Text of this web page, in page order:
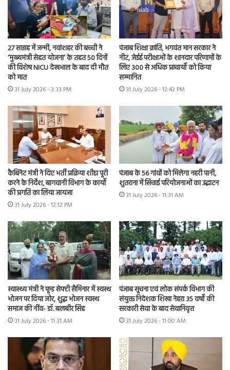
27 सप्ताह में जन्मी, नवांशहर की बच्ची ने
‘मुख्यमंत्री सेहत योजना’ के तहत 50 दिनों
की विशेष NICU देखभाल के बाद दी मौत
को मात
31 July 2026 - 3:33 PM
पंजाब शिक्षा क्रांति, भगवंत मान सरकार ने
नीट, जेईई परीक्षाओं के शानदार परिणामों के
लिए 300 से अधिक प्राचार्यों को किया
सम्मानित
31 July 2026 - 12:42 PM
कैबिनेट मंत्री ने दिए भर्ती प्रक्रिया शीघ्र पूरी
करने के निर्देश, बागवानी विभाग के कार्यों
की प्रगति का लिया जायजा
31 July 2026 - 12:12 PM
पंजाब के 56 गांवों को मिलेगा नहरी पानी,
शुतराना में सिंचाई परियोजनाओं का उद्घाटन
31 July 2026 - 11:31 AM
स्वास्थ्य मंत्री ने फूड सेफ्टी सैमिनार में स्वस्थ
भोजन पर दिया जोर, शुद्ध भोजन स्वस्थ
समाज की नींव- डॉ. बलबीर सिंह
31 July 2026 - 11:31 AM
पंजाब सूचना एवं लोक संपर्क विभाग की
संयुक्त निदेशक शिखा नेहरा 35 वर्षों की
सरकारी सेवा के बाद सेवानिवृत्त
31 July 2026 - 11:00 AM